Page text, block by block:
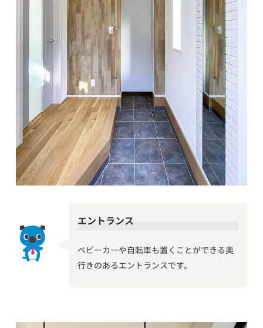
エントランス
ベビーカーや自転車も置くことができる奥
行きのあるエントランスです。